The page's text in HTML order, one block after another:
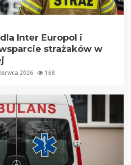
Inter Europol i
strażaków w
2026 168